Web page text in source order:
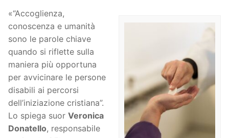
«“Accoglienza,
conoscenza e umanità
sono le parole chiave
quando si riflette sulla
maniera più opportuna
per avvicinare le persone
disabili ai percorsi
dell’iniziazione cristiana”.
Lo spiega suor Veronica
Donatello, responsabile